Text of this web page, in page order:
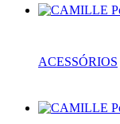
ACESSÓRIOS